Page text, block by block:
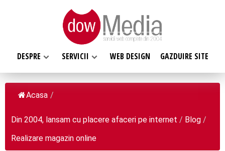
DESPRE SERVICII WEB DESIGN GAZDUIRE SITE
DESPRE NOI
SERVICII WEB
Web design
Acasa /
Din 2004, lansam cu placere afaceri pe internet / Blog /
Realizare magazin online